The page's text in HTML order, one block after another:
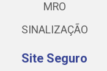
MRO
SINALIZAÇÃO
Site Seguro